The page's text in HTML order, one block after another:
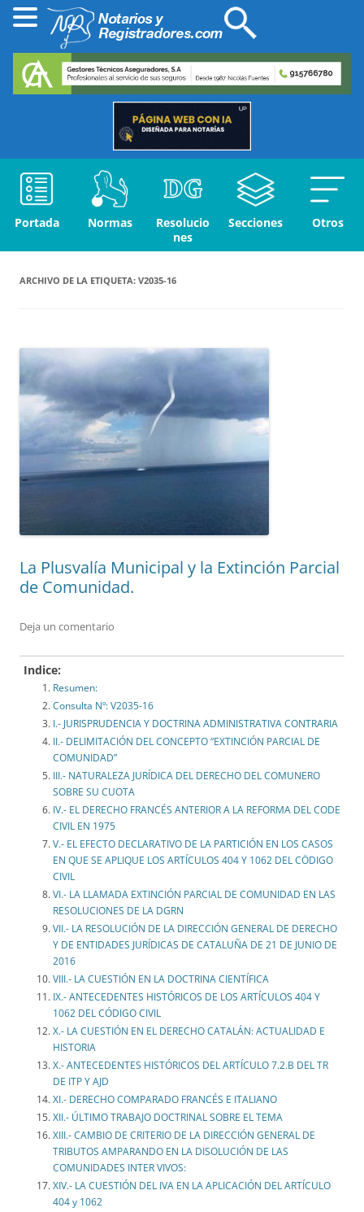
Portada Normas
Resolucio
nes
Secciones Otros
ARCHIVO DE LA ETIQUETA: V2035-16
La Plusvalía Municipal y la Extinción Parcial
de Comunidad.
Deja un comentario
Indice:
Resumen:
Consulta Nº: V2035-16
I.- JURISPRUDENCIA Y DOCTRINA ADMINISTRATIVA CONTRARIA
II.- DELIMITACIÓN DEL CONCEPTO “EXTINCIÓN PARCIAL DE
COMUNIDAD”
III.- NATURALEZA JURÍDICA DEL DERECHO DEL COMUNERO
SOBRE SU CUOTA
IV.- EL DERECHO FRANCÉS ANTERIOR A LA REFORMA DEL CODE
CIVIL EN 1975
V.- EL EFECTO DECLARATIVO DE LA PARTICIÓN EN LOS CASOS
EN QUE SE APLIQUE LOS ARTÍCULOS 404 Y 1062 DEL CÖDIGO
CIVIL
VI.- LA LLAMADA EXTINCIÓN PARCIAL DE COMUNIDAD EN LAS
RESOLUCIONES DE LA DGRN
VII.- LA RESOLUCIÓN DE LA DIRECCIÓN GENERAL DE DERECHO
Y DE ENTIDADES JURÍDICAS DE CATALUÑA DE 21 DE JUNIO DE
2016
VIII.- LA CUESTIÓN EN LA DOCTRINA CIENTÍFICA
IX.- ANTECEDENTES HISTÓRICOS DE LOS ARTÍCULOS 404 Y
1062 DEL CÓDIGO CIVIL
X.- LA CUESTIÓN EN EL DERECHO CATALÁN: ACTUALIDAD E
HISTORIA
X.- ANTECEDENTES HISTÓRICOS DEL ARTÍCULO 7.2.B DEL TR
DE ITP Y AJD
XI.- DERECHO COMPARADO FRANCÉS E ITALIANO
XII.- ÚLTIMO TRABAJO DOCTRINAL SOBRE EL TEMA
XIII.- CAMBIO DE CRITERIO DE LA DIRECCIÓN GENERAL DE
TRIBUTOS AMPARANDO EN LA DISOLUCIÓN DE LAS
COMUNIDADES INTER VIVOS:
XIV.- LA CUESTIÓN DEL IVA EN LA APLICACIÓN DEL ARTÍCULO
404 y 1062